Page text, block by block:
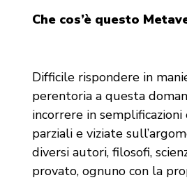
Che cos’è questo
Difficile rispondere in
perentoria a questa
incorrere in
parziali e viziate
diversi autori, filosofi,
provato, ognuno con la